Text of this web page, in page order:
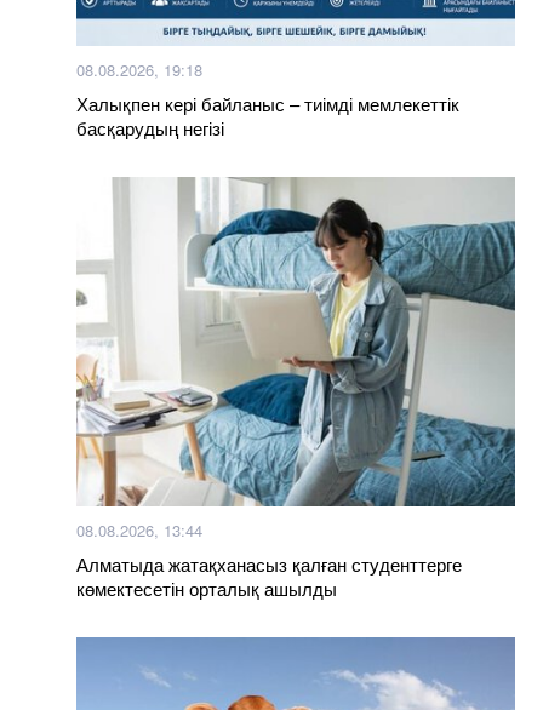
08.08.2026, 19:18
Халықпен кері байланыс – тиімді мемлекеттік
басқарудың негізі
08.08.2026, 13:44
Алматыда жатақханасыз қалған студенттерге
көмектесетін орталық ашылды